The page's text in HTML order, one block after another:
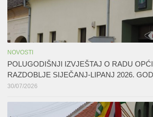
NOVOSTI
POLUGODIŠNJI IZVJEŠTAJ O RADU
RAZDOBLJE SIJEČANJ-LIPANJ 2026.
30/07/2026